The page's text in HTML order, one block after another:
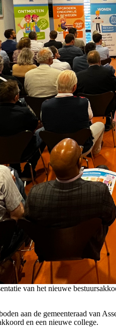
van het nieuwe
aan de gemeenteraad van
en een nieuwe college.